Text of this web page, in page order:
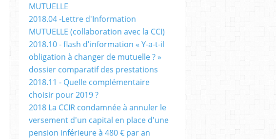
MUTUELLE
2018.04 -Lettre d'Information
MUTUELLE (collaboration avec la CCI)
2018.10 - flash d'information « Y-a-t-il
obligation à changer de mutuelle ? »
dossier comparatif des prestations
2018.11 - Quelle complémentaire
choisir pour 2019 ?
2018 La CCIR condamnée à annuler le
versement d'un capital en place d'une
pension inférieure à 480 € par an